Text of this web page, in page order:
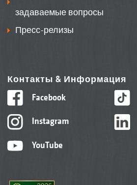
задаваемые вопросы
Пресс-релизы
Контакты & Информация
Facebook
Instagram
YouTube